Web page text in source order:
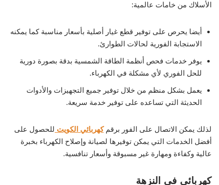
الأسلاك من خامات عالمية:
أيضا يحرص على توفير قطع غيار أصلية بأسعار مناسبة كما يمكنه
الاستجابة الفورية لحالات الطوارئ.
يوفر خدمات فحص أنظمة الطاقة الشمسية بدقة بصورة دورية
للحل الفوري لأي مشكلة في الكهرباء.
يعمل بشكل منظم من خلال توفير جميع التجهيزات والأدوات
الحديثة التي تساعده على توفير خدمة سريعة.
لذلك يمكن الاتصال على الفور برقمكهربائي الكويت للحصول على
أفضل الخدمات التي يمكن توفيرها لصيانة وإصلاح الكهرباء بخبرة
عالية وكفاءة ومهارة غير مسبوقة وأسعار تنافسية.
كهربائي في النزهة